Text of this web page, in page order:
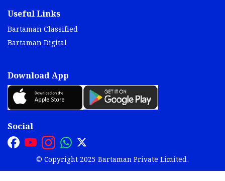
Useful Links
Bartaman Classified
Bartaman Digital
Download App
Social
© Copyright 2025 Bartaman Private Limited.